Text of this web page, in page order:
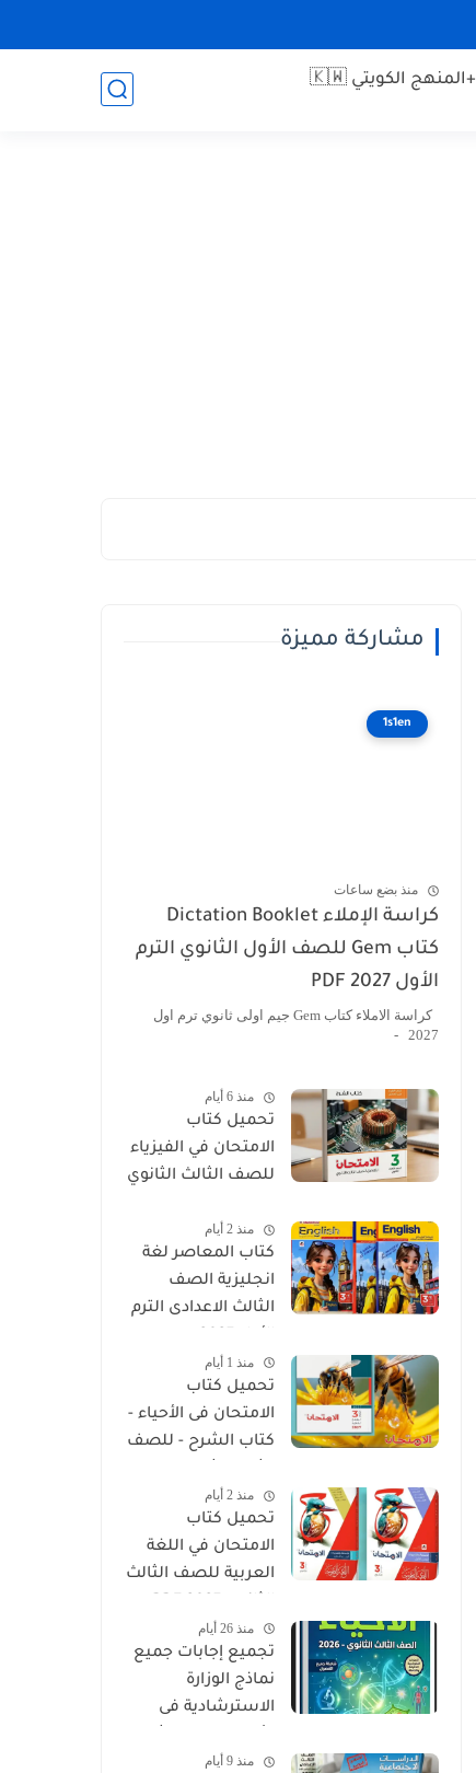
+المنهج الكويتي 🇰🇼
مشاركة مميزة
1s1en
منذ بضع ساعات
كراسة الإملاء Dictation Booklet
كتاب Gem للصف الأول الثانوي الترم
الأول 2027 PDF
كراسة الاملاء كتاب Gem جيم اولى ثانوي ترم اول
2027 -
منذ 6 أيام
تحميل كتاب
الامتحان في الفيزياء
للصف الثالث الثانوي
الشرح
منذ 2 أيام
كتاب المعاصر لغة
انجليزية الصف
الثالث الاعدادى الترم
منذ 1 أيام
تحميل كتاب
الامتحان فى الأحياء -
كتاب الشرح - للصف
PDFمنذ 2 أيام
تحميل كتاب
الامتحان في اللغة
العربية للصف الثالث
كتاب الأسئلة
والتدريبات كامل
منذ 26 أيام
تجميع إجابات جميع
نماذج الوزارة
الاسترشادية فى
الثانوي 2026
منذ 9 أيام